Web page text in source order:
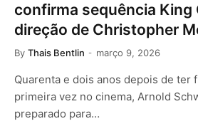
confirma sequência King
direção de Christopher
By Thais Bentlin março 9, 2026
Quarenta e dois anos depois de ter
primeira vez no cinema, Arnold
preparado para…